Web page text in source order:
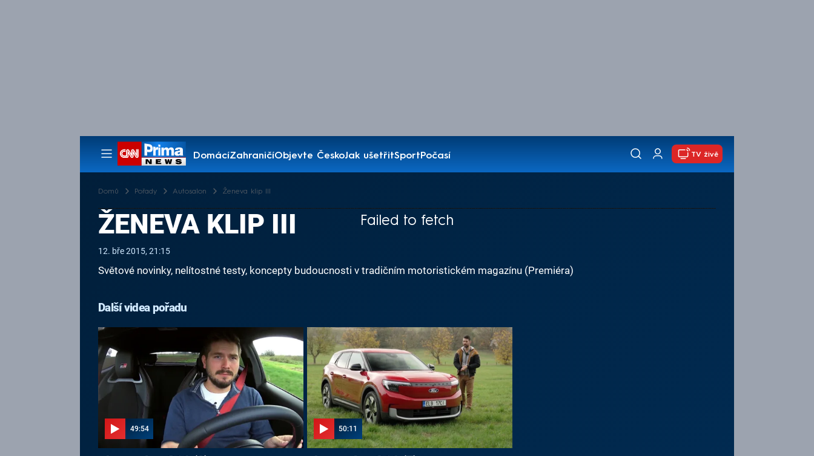
DomácíZahraničíObjevte ČeskoJak ušetřitSportPočasí
Pořady
TV živě
Domů Pořady Autosalon Ženeva klip III
Failed to fetch
ŽENEVA KLIP III
12. bře 2015, 21:15
Světové novinky, nelítostné testy, koncepty budoucnosti v tradičním motoristickém magazínu (Premiéra)
Další videa pořadu
49:54 50:11